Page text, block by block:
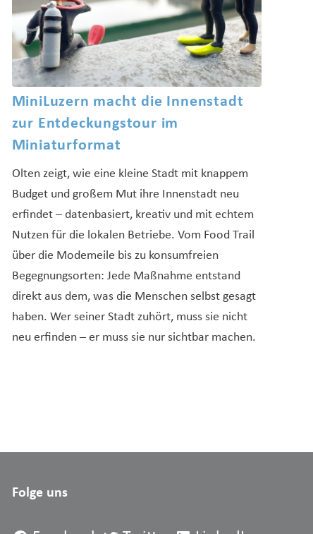
MiniLuzern macht die Innenstadt
zur Entdeckungstour im
Miniaturformat
Olten zeigt, wie eine kleine Stadt mit knappem
Budget und großem Mut ihre Innenstadt neu
erfindet – datenbasiert, kreativ und mit echtem
Nutzen für die lokalen Betriebe. Vom Food Trail
über die Modemeile bis zu konsumfreien
Begegnungsorten: Jede Maßnahme entstand
direkt aus dem, was die Menschen selbst gesagt
haben. Wer seiner Stadt zuhört, muss sie nicht
neu erfinden – er muss sie nur sichtbar machen.
Folge uns